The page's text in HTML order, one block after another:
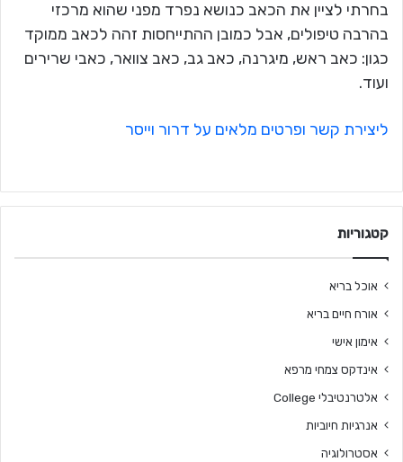
בחרתי לציין את הכאב כנושא נפרד מפני שהוא מרכזי
בהרבה טיפולים, אבל כמובן ההתייחסות זהה לכאב ממוקד
כגון: כאב ראש, מיגרנה, כאב גב, כאב צוואר, כאבי שרירים
ועוד.
ליצירת קשר ופרטים מלאים על דרור וייסר
קטגוריות
אוכל בריא
אורח חיים בריא
אימון אישי
אינדקס צמחי מרפא
אלטרנטיבלי College
אנרגיות חיוביות
אסטרולוגיה